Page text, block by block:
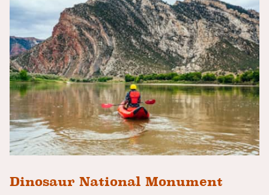
Dinosaur National Monument